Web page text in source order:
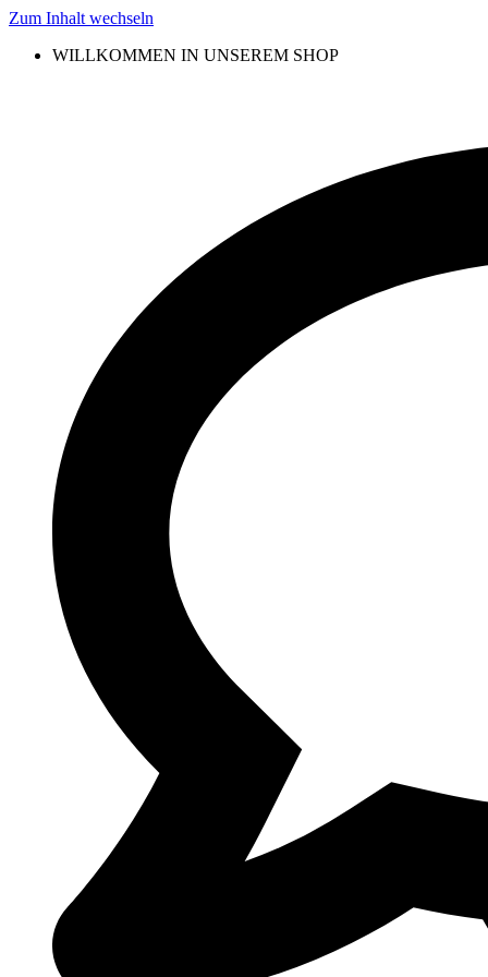
Zum Inhalt wechseln
WILLKOMMEN IN UNSEREM SHOP